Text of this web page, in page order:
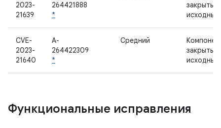
2023-
21639
264421888
*
закрытым
CVE-
2023-
21640
A-
264422309
*
Средний
закрытым
Функциональные исправления